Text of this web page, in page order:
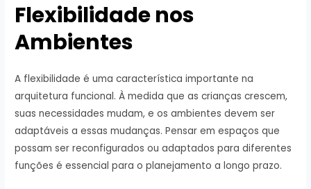
Flexibilidade nos
Ambientes
A flexibilidade é uma característica importante na
arquitetura funcional. À medida que as crianças crescem,
suas necessidades mudam, e os ambientes devem ser
adaptáveis a essas mudanças. Pensar em espaços que
possam ser reconfigurados ou adaptados para diferentes
funções é essencial para o planejamento a longo prazo.